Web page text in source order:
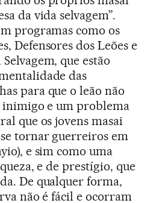
da vida selvagem”.
programas como os
Defensores dos Leões e
que estão
das
para que o leão não
inimigo e um problema
que os jovens masai
tornar guerreiros em
e sim como uma
e de prestígio, que
De qualquer forma,
não é fácil e ocorram